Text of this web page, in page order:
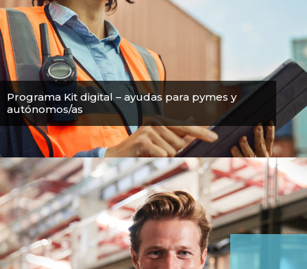
Programa Kit digital – ayudas para pymes y
autónomos/as